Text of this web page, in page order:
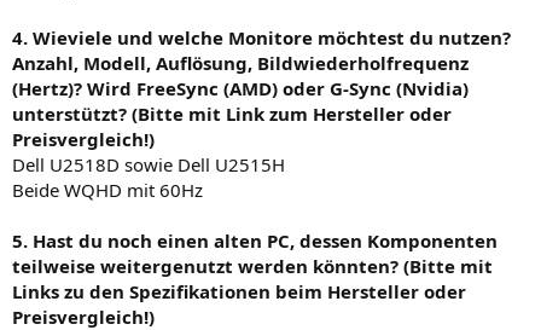
4. Wieviele und welche Monitore möchtest du nutzen?
Anzahl, Modell, Auflösung, Bildwiederholfrequenz
(Hertz)? Wird FreeSync (AMD) oder G-Sync (Nvidia)
unterstützt? (Bitte mit Link zum Hersteller oder
Preisvergleich!)
Dell U2518D sowie Dell U2515H
Beide WQHD mit 60Hz
5. Hast du noch einen alten PC, dessen Komponenten
teilweise weitergenutzt werden könnten? (Bitte mit
Links zu den Spezifikationen beim Hersteller oder
Preisvergleich!)